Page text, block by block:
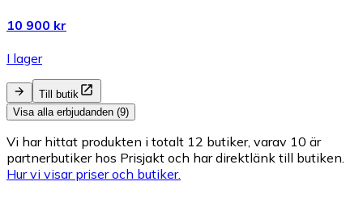
10 900 kr
I lager
Till butik
Visa alla erbjudanden (9)
Vi har hittat produkten i totalt 12 butiker, varav 10 är
partnerbutiker hos Prisjakt och har direktlänk till butiken.
Hur vi visar priser och butiker.